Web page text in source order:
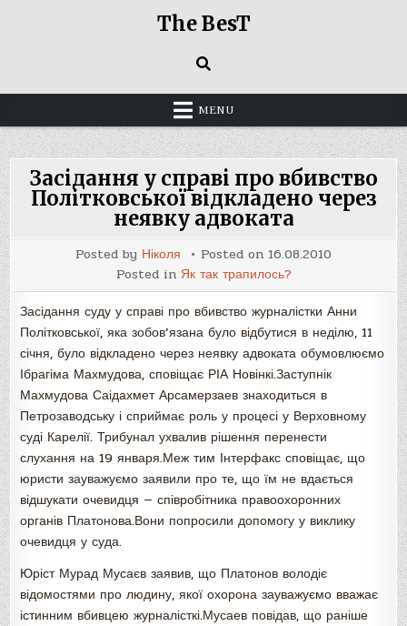
The BesT
MENU
Засідання у справі про вбивство
Політковської відкладено через
неявку адвоката
Posted by Ніколя Posted on 16.08.2010
Posted in Як так трапилось?
Засідання суду у справі про вбивство журналістки Анни
Політковської, яка зобов’язана було відбутися в неділю, 11
січня, було відкладено через неявку адвоката обумовлюємо
Ібрагіма Махмудова, сповіщає РІА Новінкі.Заступнік
Махмудова Саідахмет Арсамерзаев знаходиться в
Петрозаводську і сприймає роль у процесі у Верховному
суді Карелії. Трибунал ухвалив рішення перенести
слухання на 19 января.Меж тим Інтерфакс сповіщає, що
юристи зауважуємо заявили про те, що їм не вдається
відшукати очевидця — співробітника правоохоронних
органів Платонова.Вони попросили допомогу у виклику
очевидця у суда.
Юріст Мурад Мусаєв заявив, що Платонов володіє
відомостями про людину, якої охорона зауважуємо вважає
істинним вбивцею журналісткі.Мусаев повідав, що раніше